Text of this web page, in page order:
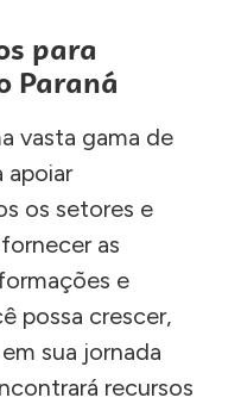
para
Paraná
vasta gama de
apoiar
os setores e
as
e
possa crescer,
sua jornada
recursos